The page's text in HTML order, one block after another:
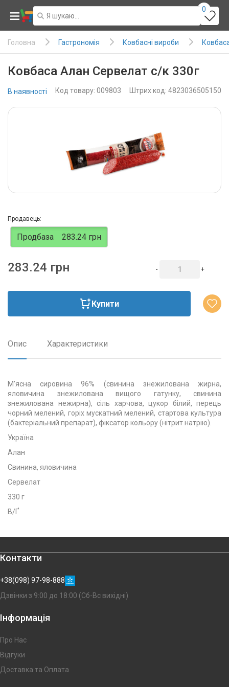
0
Головна Гастрономія Ковбасні вироби
Ковбаса Алан Сервелат с/к 330г
В наявності Код товару: 009803 Штрих код: 4823036505150
Продавець:
Продбаза 283.24 грн
283.24 грн - +
Купити
Опис Характеристики
М'ясна сировина 96% (свинина знежилована жирна,
яловичина знежилована вищого гатунку, свинина
знежилована нежирна), сіль харчова, цукор білий, перець
чорний мелений, горіх мускатний мелений, стартова культура
(бактеріальний препарат), фіксатор кольору (нітрит натрію).
Україна
Алан
Свинина, яловичина
Сервелат
330 г
В/Ґ
Контакти
+38(098) 97-98-888
Дзвінки з 9:00 до 18:00 (Сб-Вс вихідні)
Інформація
Про Нас
Відгуки
Доставка та Оплата